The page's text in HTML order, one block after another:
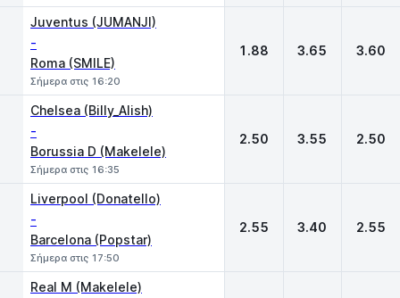
Juventus (JUMANJI)
-
Roma (SMILE)
Σήμερα στις 16:20
1.88 3.65 3.60
Chelsea (Billy_Alish)
-
Borussia D (Makelele)
Σήμερα στις 16:35
2.50 3.55 2.50
Liverpool (Donatello)
-
Barcelona (Popstar)
Σήμερα στις 17:50
2.55 3.40 2.55
Real M (Makelele)